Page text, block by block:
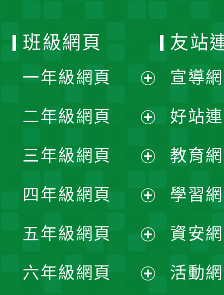
班級網頁
一年級網頁
開
選
單
二年級網頁
開
選
單
三年級網頁
開
選
單
四年級網頁
開
選
五年級網頁
開
六年級網頁
友站
宣導
好站
教育
學習
資安
活動